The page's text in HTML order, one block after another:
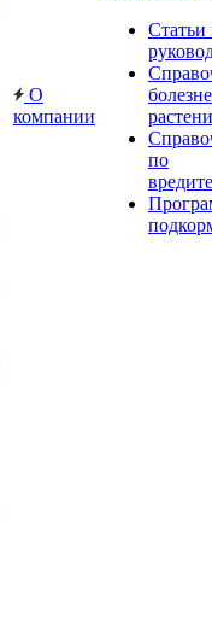
О
компании
Статьи
по